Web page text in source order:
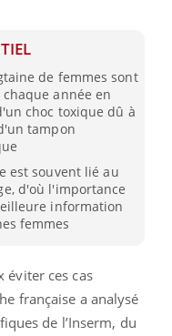
de femmes sont
année en
choc toxique dû à
tampon
est souvent lié au
d'où l'importance
information
femmes
éviter ces cas
française a analysé
de l’Inserm, du